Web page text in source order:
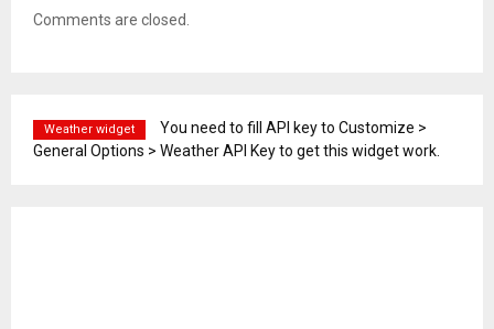
Comments are closed.
Weather widget
You need to fill API key to Customize >
General Options > Weather API Key to get this widget work.